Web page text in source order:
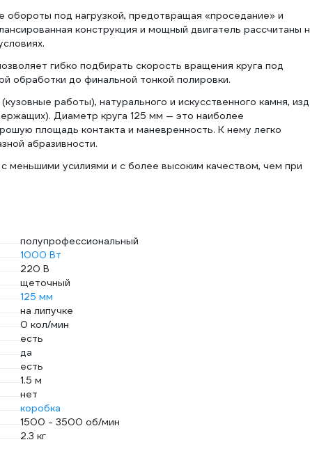
под нагрузкой, предотвращая «проседание» и
конструкция и мощный двигатель рассчитаны
гибко подбирать скорость вращения круга под
обработки до финальной тонкой полировки.
работы), натурального и искусственного камня,
Диаметр круга 125 мм — это наиболее
площадь контакта и маневренность. К нему легко
абразивности.
меньшими усилиями и с более высоким качеством, чем при
полупрофессиональный
1000 Вт
220 В
щеточный
125 мм
на липучке
0 кол/мин
есть
да
есть
1.5 м
нет
коробка
1500 - 3500 об/мин
2.3 кг